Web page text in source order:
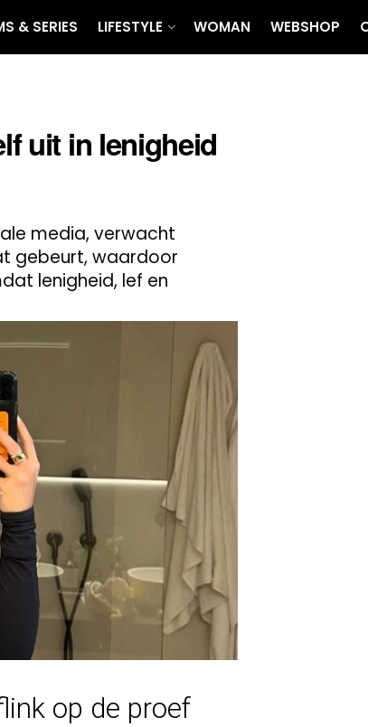
& SERIES LIFESTYLE WOMAN WEBSHOP
uit in lenigheid
media, verwacht
gebeurt, waardoor
lenigheid, lef en
op de proef